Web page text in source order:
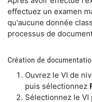
effectuez un examen
qu'aucune donnée
processus de
​Création de
​Ouvrez le VI de
puis sélectionnez
Sélectionnez le